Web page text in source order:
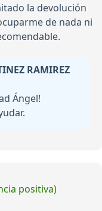
la devolución
de nada ni
RAMIREZ
Ángel!
positiva)